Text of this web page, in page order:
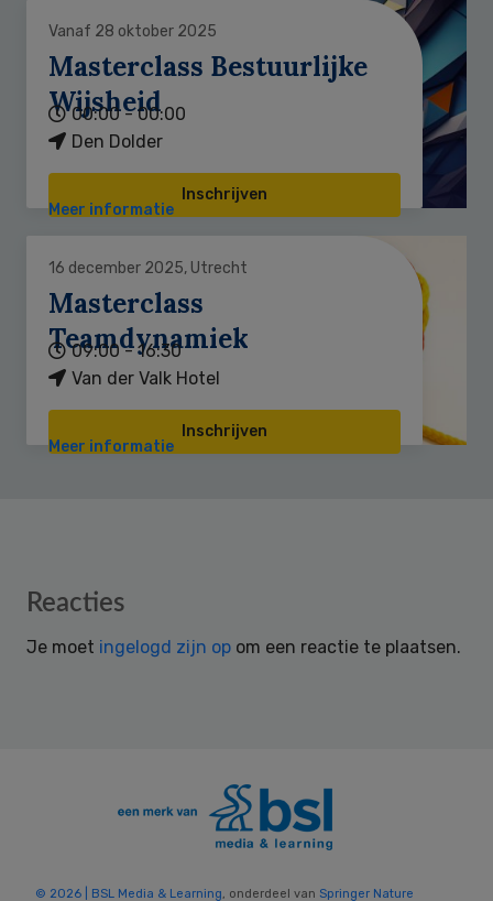
Vanaf 28 oktober 2025
Masterclass Bestuurlijke
Wijsheid
00:00 - 00:00
Den Dolder
Inschrijven
Meer informatie
16 december 2025, Utrecht
Masterclass
Teamdynamiek
09:00 - 16:30
Van der Valk Hotel
Inschrijven
Meer informatie
Reader
Reacties
Je moet ingelogd zijn op om een reactie te plaatsen.
© 2026 | BSL Media & Learning, onderdeel van Springer Nature